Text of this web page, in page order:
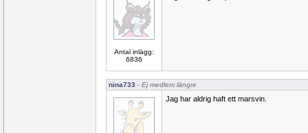
Antal inlägg:
6836
nina733 - Ej medlem längre
Jag har aldrig haft ett marsvin.